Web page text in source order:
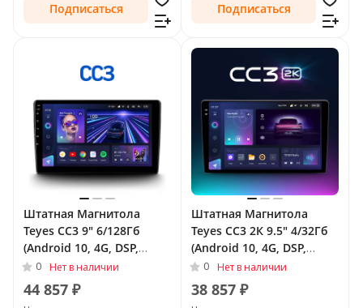
Подписаться Подписаться
Штатная Магнитола
Teyes CC3 9" 6/128Гб
(Android 10, 4G, DSP,
QLed) для Buick LaCrosse
II 2009 - 2013
0 Нет в наличии
44 857 ₽
Штатная Магнитола
Teyes CC3 2К 9.5" 4/32Гб
(Android 10, 4G, DSP,
QLed) для Buick LaCrosse
II 2009 - 2013
0 Нет в наличии
38 857 ₽